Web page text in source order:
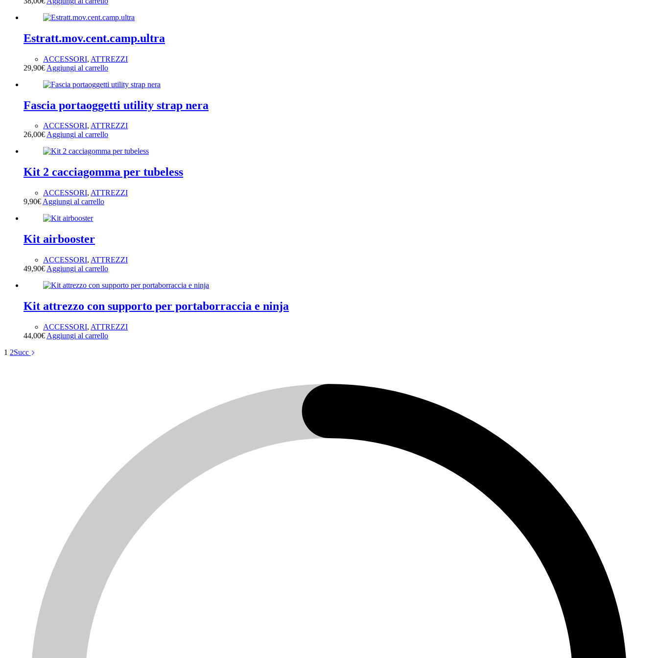
Estratt.mov.cent.camp.ultra
ACCESSORI, ATTREZZI
29,90€ Aggiungi al carrello
Fascia portaoggetti utility strap nera
ACCESSORI, ATTREZZI
26,00€Aggiungi al carrello
Kit 2 cacciagomma per tubeless
ACCESSORI, ATTREZZI
9,90€ Aggiungi al carrello
Kit airbooster
ACCESSORI, ATTREZZI
49,90€ Aggiungi al carrello
Kit attrezzo con supporto per portaborraccia e ninja
ACCESSORI, ATTREZZI
44,00€ Aggiungi al carrello
1 2Succ